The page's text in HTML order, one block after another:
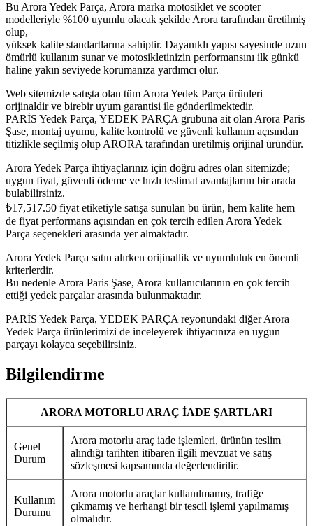
Bu Arora Yedek Parça, Arora marka motosiklet ve scooter
modelleriyle %100 uyumlu olacak şekilde Arora tarafından üretilmiş
olup,
yüksek kalite standartlarına sahiptir. Dayanıklı yapısı sayesinde uzun
ömürlü kullanım sunar ve motosikletinizin performansını ilk günkü
haline yakın seviyede korumanıza yardımcı olur.
Web sitemizde satışta olan tüm Arora Yedek Parça ürünleri
orijinaldir ve birebir uyum garantisi ile gönderilmektedir.
PARİS Yedek Parça, YEDEK PARÇA grubuna ait olan Arora Paris
Şase, montaj uyumu, kalite kontrolü ve güvenli kullanım açısından
titizlikle seçilmiş olup ARORA tarafından üretilmiş orijinal üründür.
Arora Yedek Parça ihtiyaçlarınız için doğru adres olan sitemizde;
uygun fiyat, güvenli ödeme ve hızlı teslimat avantajlarını bir arada
bulabilirsiniz.
₺17,517.50 fiyat etiketiyle satışa sunulan bu ürün, hem kalite hem
de fiyat performans açısından en çok tercih edilen Arora Yedek
Parça seçenekleri arasında yer almaktadır.
Arora Yedek Parça satın alırken orijinallik ve uyumluluk en önemli
kriterlerdir.
Bu nedenle Arora Paris Şase, Arora kullanıcılarının en çok tercih
ettiği yedek parçalar arasında bulunmaktadır.
PARİS Yedek Parça, YEDEK PARÇA reyonundaki diğer Arora
Yedek Parça ürünlerimizi de inceleyerek ihtiyacınıza en uygun
parçayı kolayca seçebilirsiniz.
Bilgilendirme
ARORA MOTORLU ARAÇ İADE ŞARTLARI
Genel
Durum
Arora motorlu araç iade işlemleri, ürünün teslim
alındığı tarihten itibaren ilgili mevzuat ve satış
sözleşmesi kapsamında değerlendirilir.
Kullanım
Durumu
Arora motorlu araçlar kullanılmamış, trafiğe
çıkmamış ve herhangi bir tescil işlemi yapılmamış
olmalıdır.